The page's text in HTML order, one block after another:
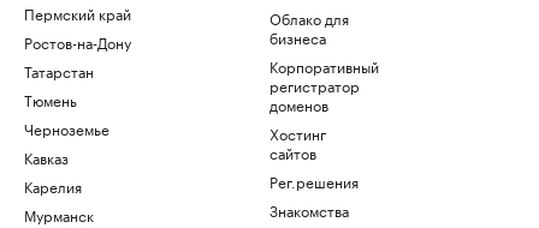
Пермский край
Ростов-на-Дону
Татарстан
Тюмень
Черноземье
Кавказ
Карелия
Мурманск
Облако для
бизнеса
Корпоративный
регистратор
доменов
Хостинг
сайтов
Рег.решения
Знакомства